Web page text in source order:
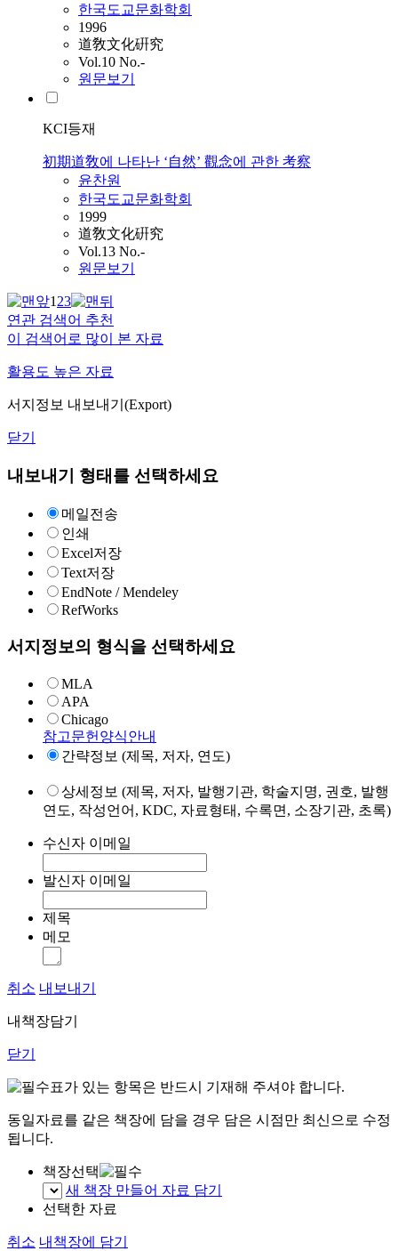
한국도교문화학회
1996
道敎文化硏究
Vol.10 No.-
원문보기
KCI등재
初期道敎에 나타난 ‘自然’ 觀念에 관한 考察
윤찬원
한국도교문화학회
1999
道敎文化硏究
Vol.13 No.-
원문보기
123
연관 검색어 추천
이 검색어로 많이 본 자료
활용도 높은 자료
서지정보 내보내기(Export)
닫기
내보내기 형태를 선택하세요
메일전송
인쇄
Excel저장
Text저장
EndNote / Mendeley
RefWorks
서지정보의 형식을 선택하세요
MLA
APA
Chicago
참고문헌양식안내
간략정보 (제목, 저자, 연도)
상세정보 (제목, 저자, 발행기관, 학술지명, 권호, 발행
연도, 작성언어, KDC, 자료형태, 수록면, 소장기관, 초록)
수신자 이메일
발신자 이메일
제목
메모
취소 내보내기
내책장담기
닫기
표가 있는 항목은 반드시 기재해 주셔야 합니다.
동일자료를 같은 책장에 담을 경우 담은 시점만 최신으로 수정
됩니다.
책장선택
새 책장 만들어 자료 담기
선택한 자료
취소 내책장에 담기